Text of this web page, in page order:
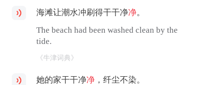
海滩让潮水冲刷得干干净净。
The beach had been washed clean by the
tide.
《牛津词典》
她的家干干净净 ，纤尘不染。